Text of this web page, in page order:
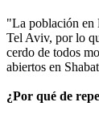
"La población en
Tel Aviv, por lo
cerdo de todos
abiertos en
¿Por qué de